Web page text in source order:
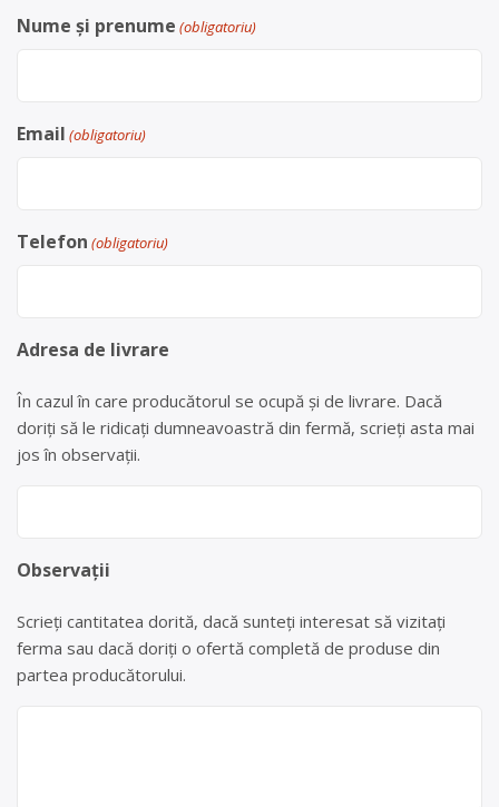
Nume și prenume (obligatoriu)
Email (obligatoriu)
Telefon (obligatoriu)
Adresa de livrare
În cazul în care producătorul se ocupă și de livrare. Dacă
doriți să le ridicați dumneavoastră din fermă, scrieți asta mai
jos în observații.
Observații
Scrieți cantitatea dorită, dacă sunteți interesat să vizitați
ferma sau dacă doriți o ofertă completă de produse din
partea producătorului.